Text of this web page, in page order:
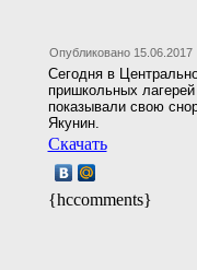
Опубликовано 15.06.2017
Сегодня в
пришкольных
показывали свою
Якунин.
Скачать
{hccomments}